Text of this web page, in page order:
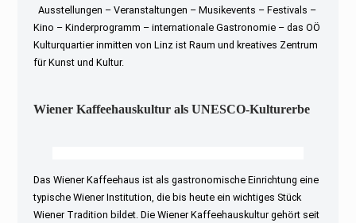
Ausstellungen – Veranstaltungen – Musikevents – Festivals –
Kino – Kinderprogramm – internationale Gastronomie – das OÖ
Kulturquartier inmitten von Linz ist Raum und kreatives Zentrum
für Kunst und Kultur.
Wiener Kaffeehauskultur als UNESCO-Kulturerbe
Das Wiener Kaffeehaus ist als gastronomische Einrichtung eine
typische Wiener Institution, die bis heute ein wichtiges Stück
Wiener Tradition bildet. Die Wiener Kaffeehauskultur gehört seit